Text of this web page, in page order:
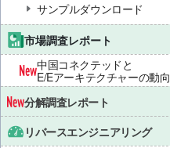
サンプルダウンロード
市場調査レポート
中国コネクテッドと
E/Eアーキテクチャーの動向
分解調査レポート
リバースエンジニアリング